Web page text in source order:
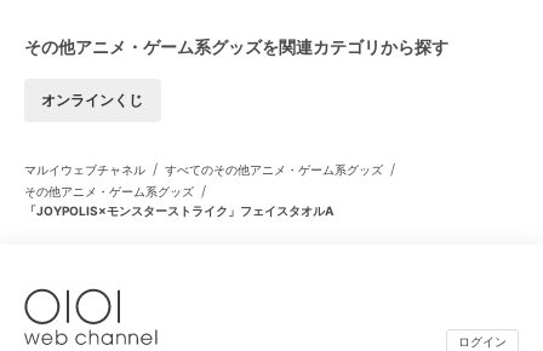
その他アニメ・ゲーム系グッズを関連カテゴリから探す
オンラインくじ
マルイウェブチャネル / すべてのその他アニメ・ゲーム系グッズ /
その他アニメ・ゲーム系グッズ /
「JOYPOLIS×モンスターストライク」フェイスタオルA
ログイン